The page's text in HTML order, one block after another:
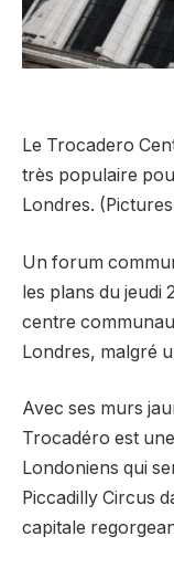
Le Trocadero
très populaire
Londres.
Un forum
les plans du jeudi
centre
Londres, malgré
Avec ses murs
Trocadéro est
Londoniens qui
Piccadilly Circus
capitale